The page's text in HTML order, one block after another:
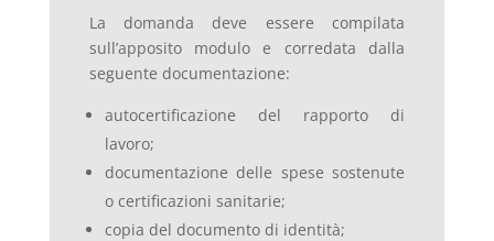
La domanda deve essere compilata
sull’apposito modulo e corredata dalla
seguente documentazione:
autocertificazione del rapporto di
lavoro;
documentazione delle spese sostenute
o certificazioni sanitarie;
copia del documento di identità;